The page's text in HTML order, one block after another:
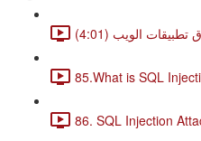
تطبيقات الويب (4:01)
85.What is SQL
86. SQL Injection